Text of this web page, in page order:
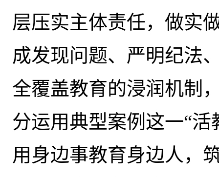
层压实主体责任，做实
成发现问题、严明纪法
全覆盖教育的浸润机制
分运用典型案例这一“活
用身边事教育身边人，